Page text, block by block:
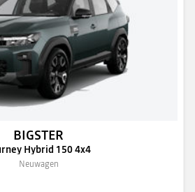
BIGSTER
Hybrid 150 4x4
Neuwagen